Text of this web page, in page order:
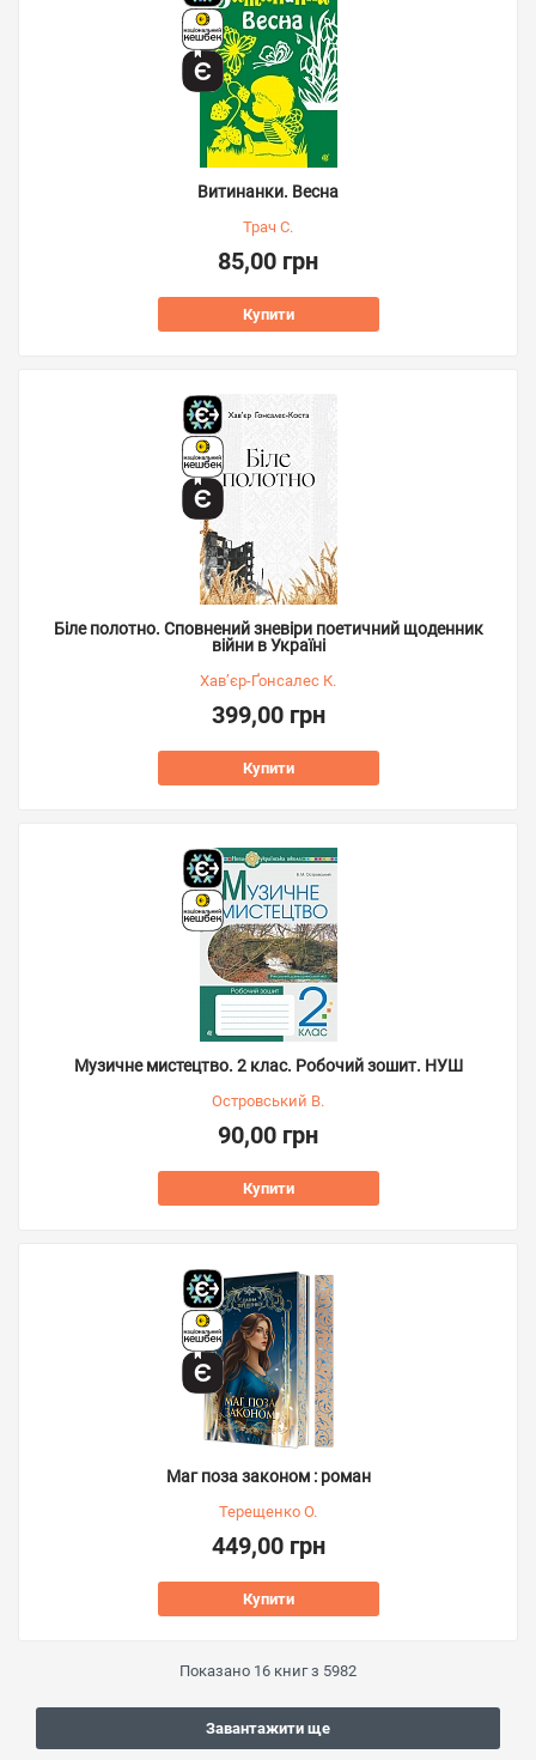
Витинанки. Весна
Трач С.
85,00 грн
Купити
Біле полотно. Сповнений зневіри поетичний щоденник
війни в Україні
Хав’єр-Ґонсалес К.
399,00 грн
Купити
Музичне мистецтво. 2 клас. Робочий зошит. НУШ
Островський В.
90,00 грн
Купити
Маг поза законом : роман
Терещенко О.
449,00 грн
Купити
Показано 16 книг з 5982
Завантажити ще